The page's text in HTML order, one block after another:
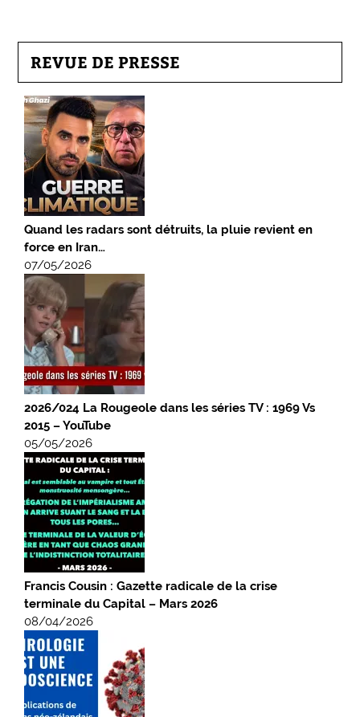
REVUE DE PRESSE
Quand les radars sont détruits, la pluie revient en
force en Iran…
07/05/2026
2026/024 La Rougeole dans les séries TV : 1969 Vs
2015 – YouTube
05/05/2026
Francis Cousin : Gazette radicale de la crise
terminale du Capital – Mars 2026
08/04/2026